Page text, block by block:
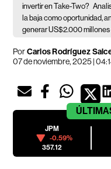
invertir en Take-Two?
la baja como oportunidad,
generar US$2.000 millones
PorCarlos Rodríguez
07 de noviembre, 2025 |
JPM
-0.59%
357.12